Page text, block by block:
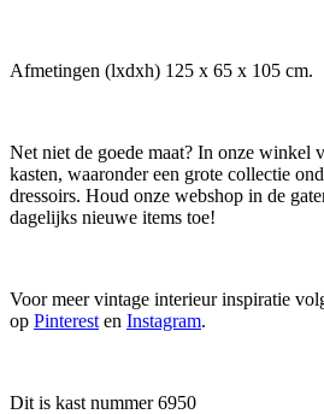
Afmetingen (lxdxh) 125 x 65 x 105 cm.
Net niet de goede maat? In onze winkel
kasten, waaronder een grote collectie
dressoirs. Houd onze webshop in de
dagelijks nieuwe items toe!
Voor meer vintage interieur inspiratie
op Pinterest en Instagram.
Dit is kast nummer 6950